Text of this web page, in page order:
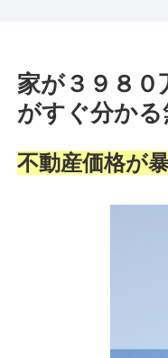
家が３９８
がすぐ分かる
不動産価格が